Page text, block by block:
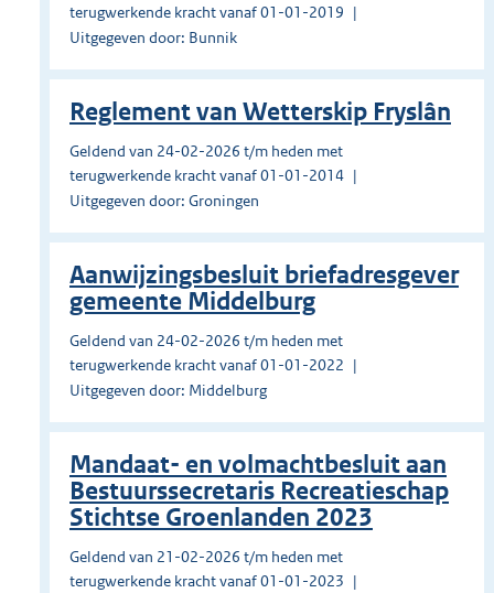
terugwerkende kracht vanaf 01-01-2019
Uitgegeven door: Bunnik
Reglement van Wetterskip Fryslân
Geldend van 24-02-2026 t/m heden met
terugwerkende kracht vanaf 01-01-2014
Uitgegeven door: Groningen
Aanwijzingsbesluit briefadresgever
gemeente Middelburg
Geldend van 24-02-2026 t/m heden met
terugwerkende kracht vanaf 01-01-2022
Uitgegeven door: Middelburg
Mandaat- en volmachtbesluit aan
Bestuurssecretaris Recreatieschap
Stichtse Groenlanden 2023
Geldend van 21-02-2026 t/m heden met
terugwerkende kracht vanaf 01-01-2023